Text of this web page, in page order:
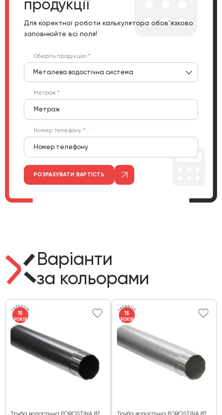
продукції
Для коректної роботи калькулятора обов’язково
заповнюйте всі поля!
Оберіть продукцію
Металева водостічна система
Метраж
Номер телефону
РОЗРАХУВАТИ ВАРТІСТЬ
Варіанти
за кольорами
15
РОКІВ
Труба водостічна FOROSTINA 87
15
РОКІВ
Труба водостічна FOROSTINA 87